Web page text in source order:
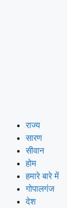
राज्य
सारण
सीवान
होम
हमारे बारे में
गोपालगंज
देश